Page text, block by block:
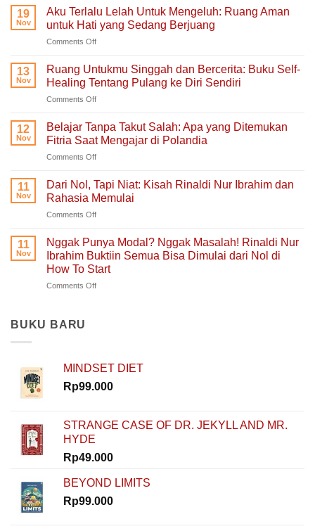
19
Nov
Aku Terlalu Lelah Untuk Mengeluh: Ruang Aman
untuk Hati yang Sedang Berjuang
Comments Offon
Terlalu
Untuk
Mengeluh:
Aman
untuk
Berjuang
13
Nov
Ruang Untukmu Singgah dan Bercerita: Buku Self-
Healing Tentang Pulang ke Diri Sendiri
Comments Offon
Untukmu
Singgah
dan
Bercerita:
Self-
Healing
Diri
Sendiri
12
Nov
Belajar Tanpa Takut Salah: Apa yang Ditemukan
Fitria Saat Mengajar di Polandia
Comments Offon
Tanpa
Takut
Salah:
Apa
Ditemukan
Fitria
Saat
Mengajar
di
11
Nov
Dari Nol, Tapi Niat: Kisah Rinaldi Nur Ibrahim dan
Rahasia Memulai
Comments Offon
Tapi
Niat:
Kisah
Rinaldi
11
Nov
Nggak Punya Modal? Nggak Masalah! Rinaldi Nur
Ibrahim Buktiin Semua Bisa Dimulai dari Nol di
How To Start
Comments Offon
Nur
Ibrahim
Buktiin
Dimulai
Nol
di
To
Start
BUKU BARU
MINDSET DIET
Rp99.000
STRANGE CASE OF DR. JEKYLL AND MR.
HYDE
Rp49.000
BEYOND LIMITS
Rp99.000